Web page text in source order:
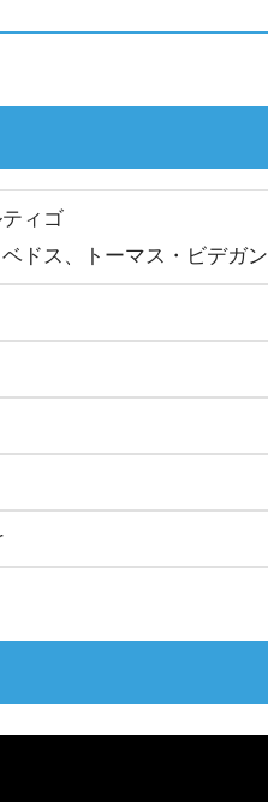
ィゴ
ドス、トーマス・ビデガン